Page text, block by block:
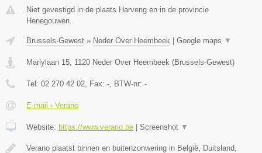
Niet gevestigd in de plaats Harveng en in de provincie
Henegouwen.
Brussels-Gewest » Neder Over Heembeek Google maps ▼
Marlylaan 15, 1120 Neder Over Heembeek (Brussels-Gewest)
Tel: 02 270 42 02, Fax: -, BTW-nr: -
E-mail › Verano
Website: https://www.verano.be Screenshot ▼
Verano plaatst binnen en buitenzonwering in België, Duitsland,